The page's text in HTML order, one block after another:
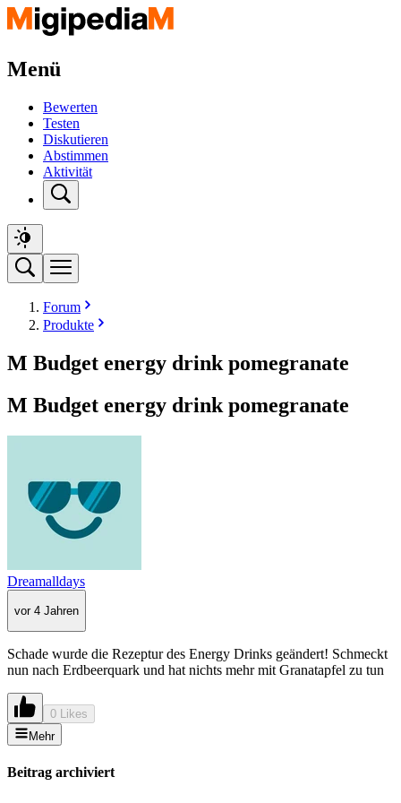
Menü
Bewerten
Testen
Diskutieren
Abstimmen
Aktivität
Forum
Produkte
M Budget energy drink pomegranate
M Budget energy drink pomegranate
Dreamalldays
vor 4 Jahren
Schade wurde die Rezeptur des Energy Drinks geändert! Schmeckt
nun nach Erdbeerquark und hat nichts mehr mit Granatapfel zu tun
0 Likes
Mehr
Beitrag archiviert